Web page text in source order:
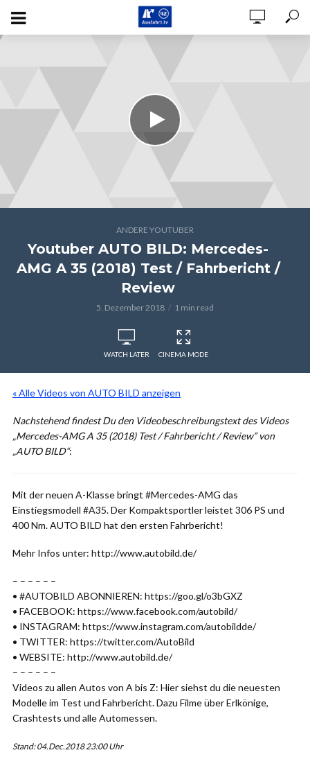
ANDERE YOUTUBER
Youtuber AUTO BILD: Mercedes-
AMG A 35 (2018) Test / Fahrbericht /
Review
5. Dezember 2018 1 min read
WATCH LATER CINEMA MODE
« Alle Videos von AUTO BILD anzeigen
Nachstehend findest Du den Videobeschreibungstext des Videos
„Mercedes-AMG A 35 (2018) Test / Fahrbericht / Review“ von
„AUTO BILD“:
Mit der neuen A-Klasse bringt #Mercedes-AMG das
Einstiegsmodell #A35. Der Kompaktsportler leistet 306 PS und
400 Nm. AUTO BILD hat den ersten Fahrbericht!
Mehr Infos unter: http://www.autobild.de/
– – – – – –
• #AUTOBILD ABONNIEREN: https://goo.gl/o3bGXZ
• FACEBOOK: https://www.facebook.com/autobild/
• INSTAGRAM: https://www.instagram.com/autobildde/
• TWITTER: https://twitter.com/AutoBild
• WEBSITE: http://www.autobild.de/
– – – – – –
Videos zu allen Autos von A bis Z: Hier siehst du die neuesten
Modelle im Test und Fahrbericht. Dazu Filme über Erlkönige,
Crashtests und alle Automessen.
Stand: 04.Dec.2018 23:00 Uhr